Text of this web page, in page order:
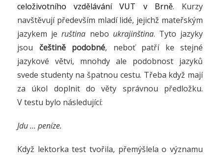
celoživotního vzdělávání VUT v Brně. Kurzy
navštěvují především mladí lidé, jejichž mateřským
jazykem jeruština nebo ukrajinština. Tyto jazyky
jsou češtině podobné, neboť patří ke stejné
jazykové větvi, mnohdy ale podobnost jazyků
svede studenty na špatnou cestu. Třeba když mají
za úkol doplnit do věty správnou předložku.
V testu bylo následující:
Jdu … peníze.
Když lektorka test tvořila, přemýšlela o významu